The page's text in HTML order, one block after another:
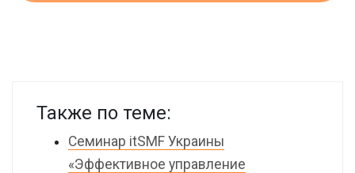
Также по теме:
Семинар itSMF Украины
«Эффективное управление